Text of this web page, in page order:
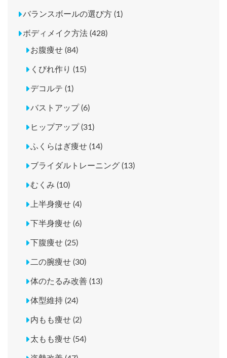
バランスボールの選び方 (1)
ボディメイク方法 (428)
お腹痩せ (84)
くびれ作り (15)
デコルテ (1)
バストアップ (6)
ヒップアップ (31)
ふくらはぎ痩せ (14)
ブライダルトレーニング (13)
むくみ (10)
上半身痩せ (4)
下半身痩せ (6)
下腹痩せ (25)
二の腕痩せ (30)
体のたるみ改善 (13)
体型維持 (24)
内もも痩せ (2)
太もも痩せ (54)